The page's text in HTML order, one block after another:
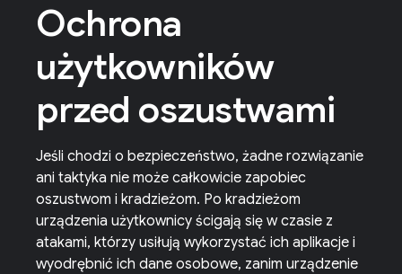
Ochrona
użytkowników
przed oszustwami
Jeśli chodzi o bezpieczeństwo, żadne rozwiązanie
ani taktyka nie może całkowicie zapobiec
oszustwom i kradzieżom. Po kradzieżom
urządzenia użytkownicy ścigają się w czasie z
atakami, którzy usiłują wykorzystać ich aplikacje i
wyodrębnić ich dane osobowe, zanim urządzenie